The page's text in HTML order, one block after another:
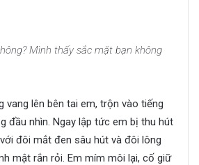
Mình thấy sắc mặt bạn không
vang lên bên tai em, trộn vào tiếng
đầu nhìn. Ngay lập tức em bị thu hút
đôi mắt đen sâu hút và đôi lông
mật rắn rỏi. Em mím môi lại, cố giữ